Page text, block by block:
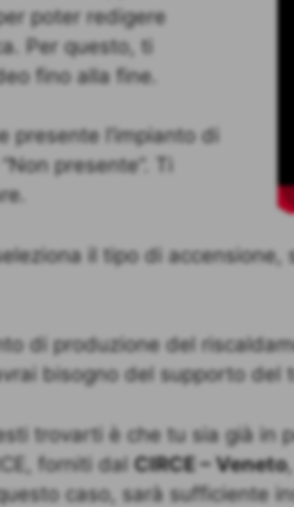
poter redigere
Per questo, ti
fino alla fine.
presente l’impianto di
presente”. Ti
il tipo di
di produzione del
bisogno del supporto del
trovarti è che tu sia già in
forniti dalCIRCE – Veneto
caso, sarà sufficiente